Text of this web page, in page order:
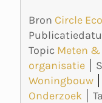
Bron Circle
Topic Meten
organisatie
Woningbouw
Onderzoek